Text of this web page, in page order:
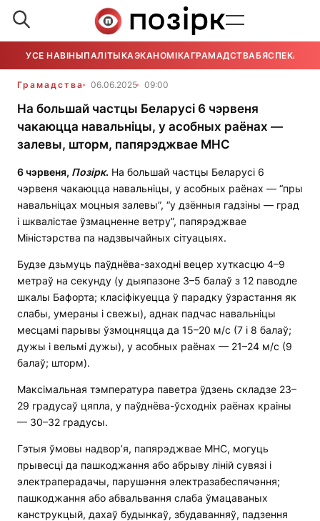
УСЕ НАВІНЫПАЛІТЫКАЭКАНОМІКАГРАМАДСТВАБЯСПЕКА
Грамадства 06.06.2025 09:00
На большай частцы Беларусі 6 чэрвеня
чакаюцца навальніцы, у асобных раёнах —
залевы, шторм, папярэджвае МНС
6 чэрвеня, Позірк. На большай частцы Беларусі 6
чэрвеня чакаюцца навальніцы, у асобных раёнах — “пры
навальніцах моцныя залевы”, “у дзённыя гадзіны — град
і шквалістае ўзмацненне ветру”, папярэджвае
Міністэрства па надзвычайных сітуацыях.
Будзе дзьмуць паўднёва-заходні вецер хуткасцю 4–9
метраў на секунду (у дыяпазоне 3–5 балаў з 12 паводле
шкалы Бафорта; класіфікуецца ў парадку ўзрастання як
слабы, умераны і свежы), аднак падчас навальніцы
месцамі парывы ​​ўзмоцняцца да 15–20 м/с (7 і 8 балаў;
дужы і вельмі дужы), у асобных раёнах — 21–24 м/c (9
балаў; шторм).
Максімальная тэмпература паветра ўдзень складзе 23–
29 градусаў цяпла, у паўднёва-ўсходніх раёнах краіны
— 30–32 градусы.
Гэтыя ўмовы надвор’я, папярэджвае МНС, могуць
прывесці да пашкоджання або абрыву ліній сувязі і
электраперадачы, парушэння электразабеспячэння;
пашкоджання або абвальвання слаба ўмацаваных
канструкцый, дахаў будынкаў, збудаванняў, падзення